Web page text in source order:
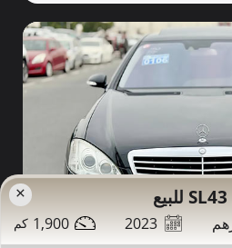
×
2023
1,900